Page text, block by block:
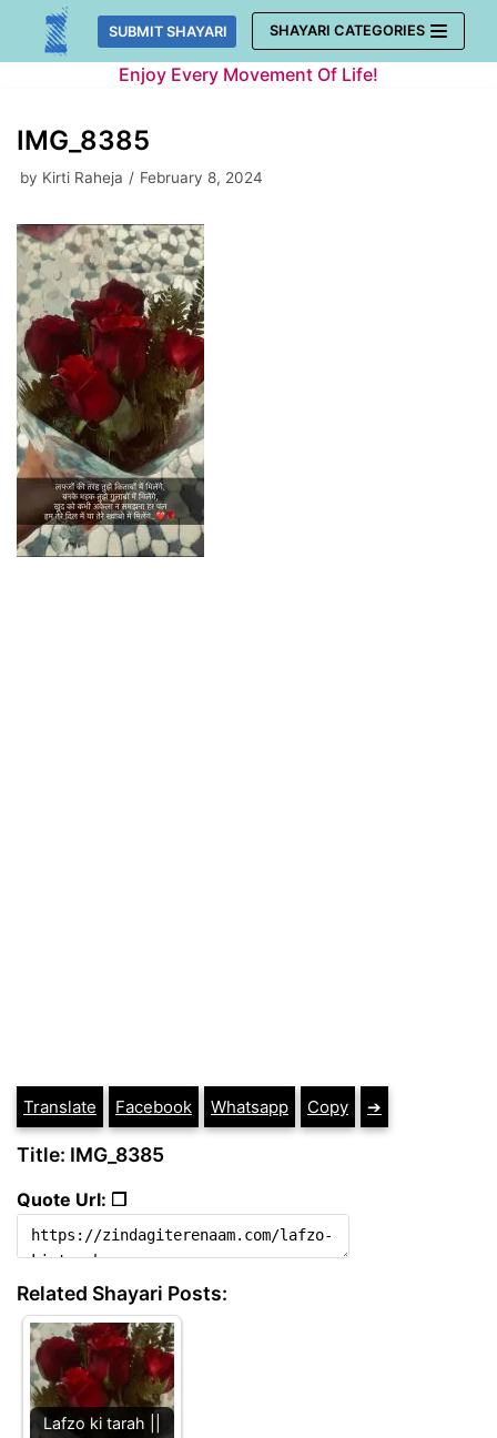
Skip
SUBMIT SHAYARI SHAYARI CATEGORIES
Enjoy Every Movement Of Life!
IMG_8385
by Kirti Raheja February 8, 2024
Translate Facebook Whatsapp Copy ➔
Title: IMG_8385
Quote Url: ❐
Related Shayari Posts:
Lafzo ki tarah ||